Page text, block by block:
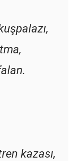
kazası,